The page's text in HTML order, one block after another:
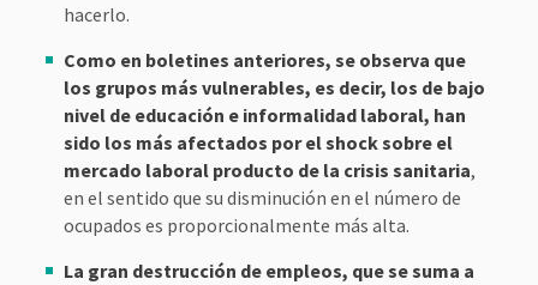
hacerlo.
Como en boletines anteriores, se observa que
los grupos más vulnerables, es decir, los de bajo
nivel de educación e informalidad laboral, han
sido los más afectados por el shock sobre el
mercado laboral producto de la crisis sanitaria,
en el sentido que su disminución en el número de
ocupados es proporcionalmente más alta.
La gran destrucción de empleos, que se suma a